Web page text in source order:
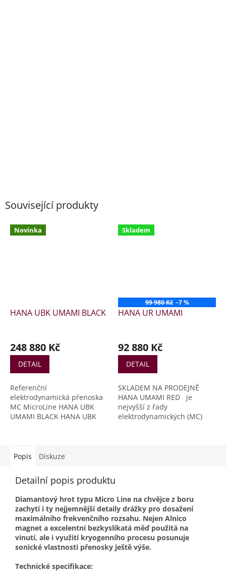
Související produkty
Novinka
HANA UBK UMAMI BLACK
248 880 Kč
DETAIL
Referenční
elektrodynamická přenoska
MC MicroLine HANA UBK
UMAMI BLACK HANA UBK
gramofonových přenosek 華,
„brilantního a nádherného“
Skladem
99 980 Kč –7 %
HANA UR UMAMI
92 880 Kč
DETAIL
SKLADEM NA PRODEJNĚ
HANA UMAMI RED je
nejvyšší z řady
elektrodynamických (MC)
ebenového dřeva, které ještě
více potlačuje nechtěné
rezonance.
Popis Diskuze
Detailní popis produktu
Diamantový hrot typu Micro Line na chvějce z boru
zachytí i ty nejjemnější detaily drážky pro dosažení
maximálního frekvenčního rozsahu. Nejen Alnico
magnet a excelentní bezkyslíkatá měď použitá na
vinutí, ale i využití kryogenního procesu posunuje
sonické vlastnosti přenosky ještě výše.
Technické specifikace: